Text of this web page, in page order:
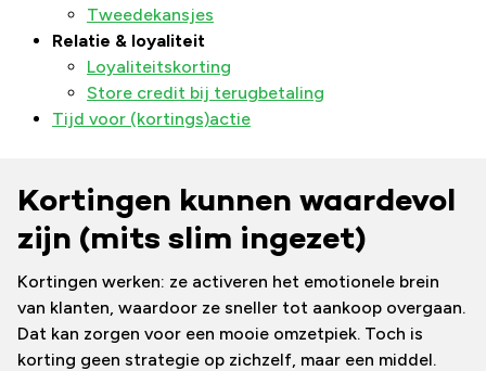
Tweedekansjes
Relatie & loyaliteit
Loyaliteitskorting
Store credit bij terugbetaling
Tijd voor (kortings)actie
Kortingen kunnen waardevol
zijn (mits slim ingezet)
Kortingen werken: ze activeren het emotionele brein
van klanten, waardoor ze sneller tot aankoop overgaan.
Dat kan zorgen voor een mooie omzetpiek. Toch is
korting geen strategie op zichzelf, maar een middel.